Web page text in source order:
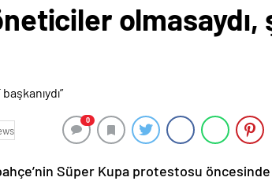
olmasaydı,
0
Süper Kupa protestosu öncesinde